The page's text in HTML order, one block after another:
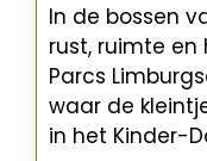
In de bossen
rust, ruimte
Parcs
waar de
in het Kinder-